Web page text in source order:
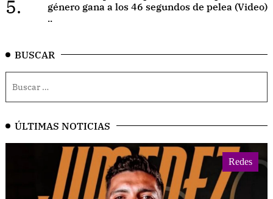
5.
género gana a los 46 segundos de pelea (Video)
..
BUSCAR
ÚLTIMAS NOTICIAS
Redes